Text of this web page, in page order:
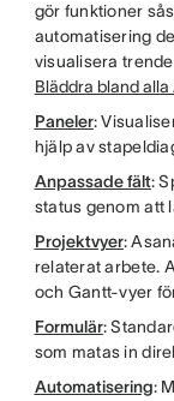
gör funktioner
automatisering
visualisera
Bläddra bland
Paneler:
hjälp av
Anpassade fält:
status genom att
Projektvyer:
relaterat arbete.
och Gantt-vyer
Formulär:
som matas in
Automatisering: